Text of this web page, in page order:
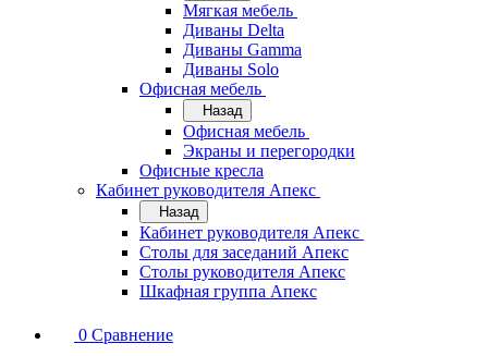
Мягкая мебель
Диваны Delta
Диваны Gamma
Диваны Solo
Офисная мебель
Назад
Офисная мебель
Экраны и перегородки
Офисные кресла
Кабинет руководителя Апекс
Назад
Кабинет руководителя Апекс
Столы для заседаний Апекс
Столы руководителя Апекс
Шкафная группа Апекс
0 Сравнение